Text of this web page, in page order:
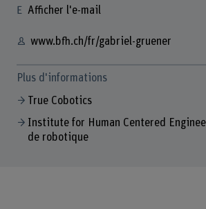
Afficher l'e-mail
www.bfh.ch/fr/gabriel-gruener
Plus d'informations
True Cobotics
Institute for Human Centered
de robotique